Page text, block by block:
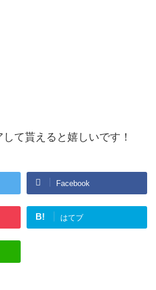
て貰えると嬉しいです！
Facebook
B! はてブ